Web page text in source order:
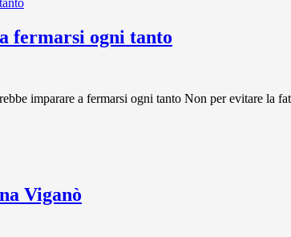
fermarsi ogni tanto
imparare a fermarsi ogni tanto Non per evitare la
Viganò